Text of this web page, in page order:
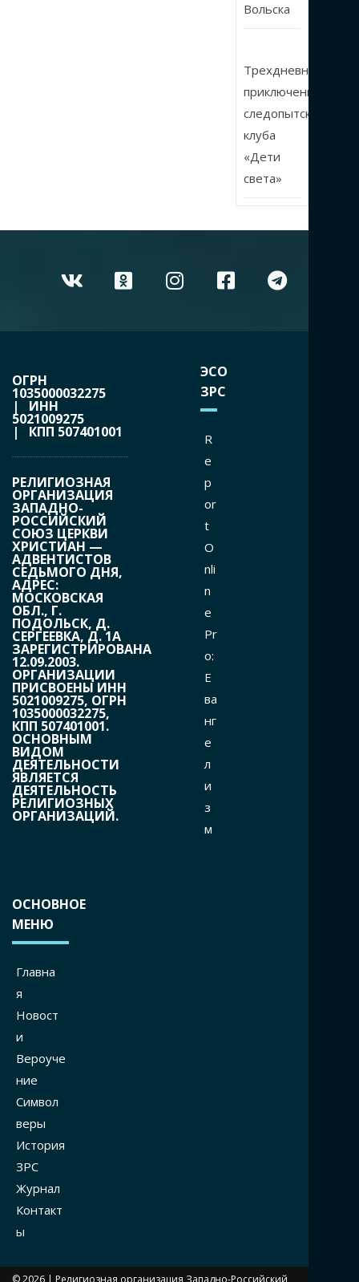
Вольска
Трехдневные
приключения
следопытского
клуба
«Дети
света»
ОГРН
1035000032275
| ИНН
5021009275
| КПП 507401001
РЕЛИГИОЗНАЯ
ОРГАНИЗАЦИЯ
ЗАПАДНО-
РОССИЙСКИЙ
СОЮЗ ЦЕРКВИ
ХРИСТИАН —
АДВЕНТИСТОВ
СЕДЬМОГО ДНЯ,
АДРЕС:
МОСКОВСКАЯ
ОБЛ., Г.
ПОДОЛЬСК, Д.
СЕРГЕЕВКА, Д. 1А
ЗАРЕГИСТРИРОВАНА
12.09.2003.
ОРГАНИЗАЦИИ
ПРИСВОЕНЫ ИНН
5021009275, ОГРН
1035000032275,
КПП 507401001.
ОСНОВНЫМ
ВИДОМ
ДЕЯТЕЛЬНОСТИ
ЯВЛЯЕТСЯ
ДЕЯТЕЛЬНОСТЬ
РЕЛИГИОЗНЫХ
ОРГАНИЗАЦИЙ.
ЭСО
ЗРС
R
e
p
or
t
O
nli
n
e
Pr
o:
Е
ва
нг
е
л
и
з
м
ОСНОВНОЕ
МЕНЮ
Главна
я
Новост
и
Вероуче
ние
Символ
веры
История
ЗРС
Журнал
Контакт
ы
© 2026 | Религиозная организация Западно-Российский